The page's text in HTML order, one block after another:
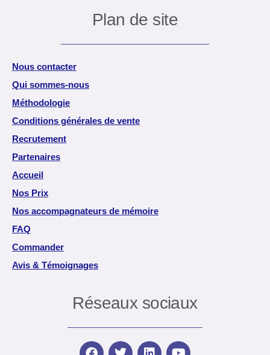
Plan de site
Nous contacter
Qui sommes-nous
Méthodologie
Conditions générales de vente
Recrutement
Partenaires
Accueil
Nos Prix
Nos accompagnateurs de mémoire
FAQ
Commander
Avis & Témoignages
Réseaux sociaux
F
T
L
Y